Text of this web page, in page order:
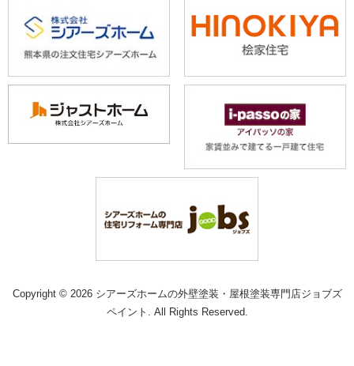
Copyright © 2026 シアーズホームの外壁塗装・屋根塗装専門店ジョブズ
ペイント. All Rights Reserved.